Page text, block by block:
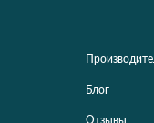
Блог
Отзывы